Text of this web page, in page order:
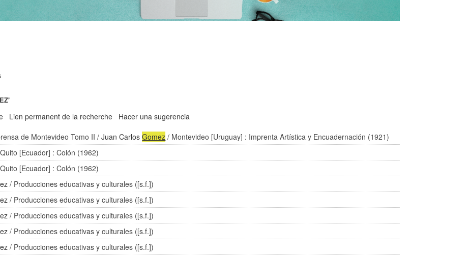
Lien permanent de la recherche
Hacer una sugerencia
de Montevideo Tomo II /Juan CarlosGomez / Montevideo [Uruguay] : Imprenta Artística y Encuadernación (1921)
[Ecuador] : Colón (1962)
[Ecuador] : Colón (1962)
/ Producciones educativas y culturales ([s.f.])
/ Producciones educativas y culturales ([s.f.])
/ Producciones educativas y culturales ([s.f.])
/ Producciones educativas y culturales ([s.f.])
/ Producciones educativas y culturales ([s.f.])